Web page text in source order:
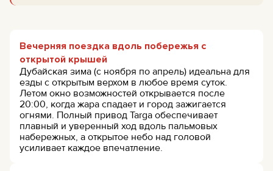
Вечерняя поездка вдоль побережья с
открытой крышей
Дубайская зима (с ноября по апрель) идеальна для
езды с открытым верхом в любое время суток.
Летом окно возможностей открывается после
20:00, когда жара спадает и город зажигается
огнями. Полный привод Targa обеспечивает
плавный и уверенный ход вдоль пальмовых
набережных, а открытое небо над головой
усиливает каждое впечатление.